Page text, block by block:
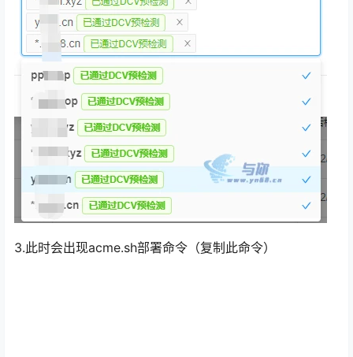
3.此时会出现acme.sh部署命令（复制此命令）